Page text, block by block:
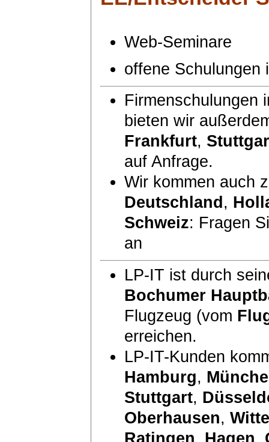
Web-Seminare
offene Schulungen
Firmenschulungen
bieten wir
Frankfurt,
auf Anfrage.
Wir kommen auch
Deutschland ,
Schweiz: Fragen
an
LP-IT ist durch
Bochumer
Flugzeug (vom
erreichen.
LP-IT-Kunden
Hamburg,
Stuttgart,
Oberhausen,
Ratingen
Hagen